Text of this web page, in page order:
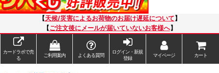
【天候/災害によるお荷物のお届け遅延について 】
【ご注文後にメールが届いていないお客様へ】
カードラボで売
る
ご利用案内 よくある質問
ログイン・新規
登録
マイページ カート